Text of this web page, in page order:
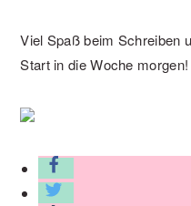
Viel Spaß beim Schreiben
Start in die Woche morgen!